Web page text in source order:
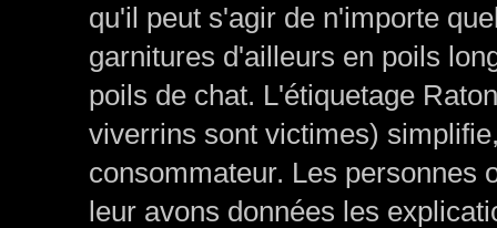
qu'il peut s'agir de n'importe
garnitures d'ailleurs en poils
poils de chat. L'étiquetage
viverrins sont victimes)
consommateur. Les personnes
leur avons données les